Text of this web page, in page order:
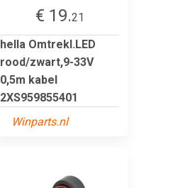
€ 19.21
hella Omtrekl.LED
rood/zwart,9-33V
0,5m kabel
2XS959855401
Winparts.nl